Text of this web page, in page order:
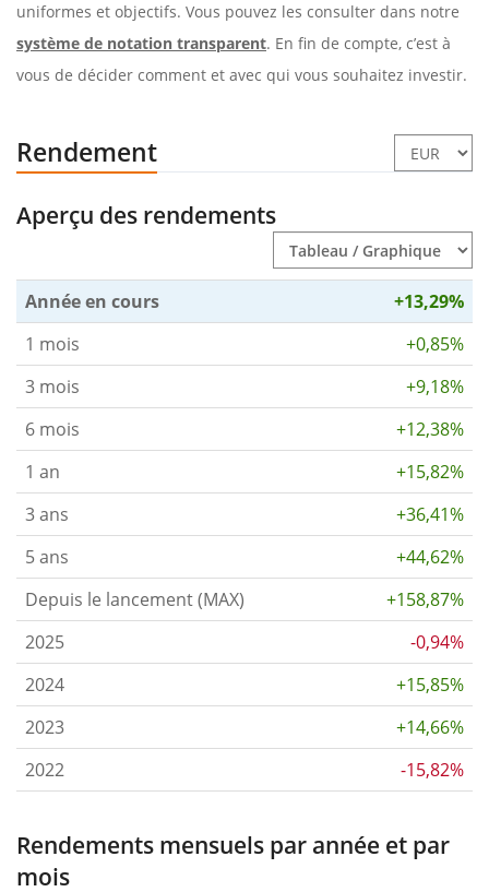
uniformes et objectifs. Vous pouvez les consulter dans notre
système de notation transparent. En fin de compte, c’est à
vous de décider comment et avec qui vous souhaitez investir.
Rendement
Aperçu des rendements
Année en cours
+13,29%
1 mois
+0,85%
3 mois
+9,18%
6 mois
+12,38%
1 an
+15,82%
3 ans
+36,41%
5 ans
+44,62%
Depuis le lancement (MAX)
+158,87%
2025
-0,94%
2024
+15,85%
2023
+14,66%
2022
-15,82%
Rendements mensuels par année et par
mois